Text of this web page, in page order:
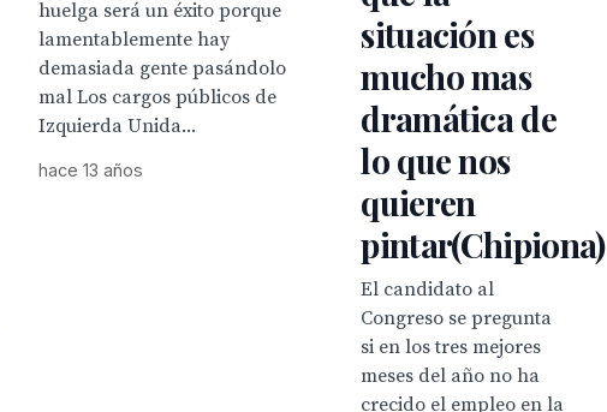
huelga será un éxito porque
lamentablemente hay
demasiada gente pasándolo
mal Los cargos públicos de
Izquierda Unida...
hace 13 años
situación es
mucho mas
dramática de
lo que nos
quieren
pintar(Chipiona)
El candidato al
Congreso se pregunta
si en los tres mejores
meses del año no ha
crecido el empleo en la